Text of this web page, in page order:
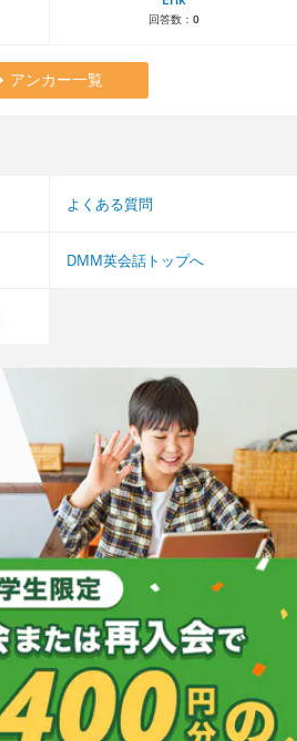
回答数： 0
アンカー一覧
よくある質問
DMM英会話トップへ